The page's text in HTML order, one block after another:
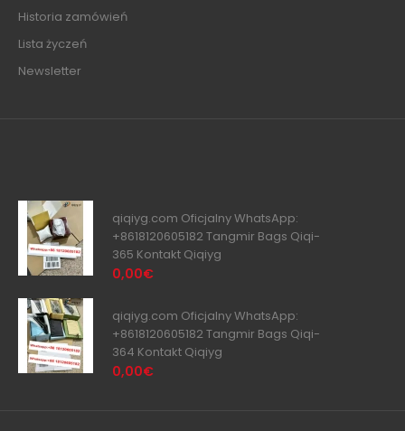
Historia zamówień
Lista życzeń
Newsletter
qiqiyg.com Oficjalny WhatsApp:
+8618120605182 Tangmir Bags Qiqi-
365 Kontakt Qiqiyg
0,00€
qiqiyg.com Oficjalny WhatsApp:
+8618120605182 Tangmir Bags Qiqi-
364 Kontakt Qiqiyg
0,00€